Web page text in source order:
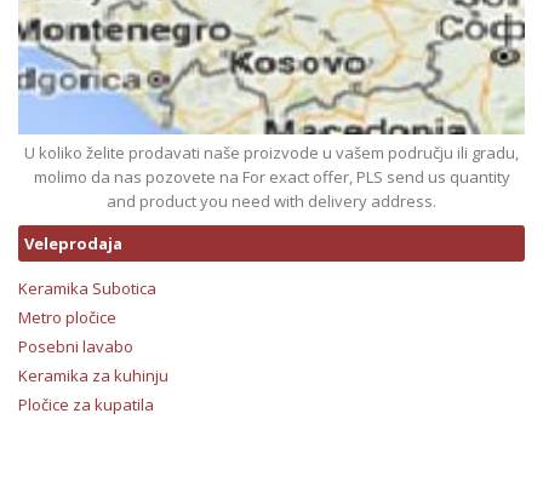
U koliko želite prodavati naše proizvode u vašem području ili gradu,
molimo da nas pozovete na For exact offer, PLS send us quantity
and product you need with delivery address.
Veleprodaja
Keramika Subotica
Metro pločice
Posebni lavabo
Keramika za kuhinju
Pločice za kupatila